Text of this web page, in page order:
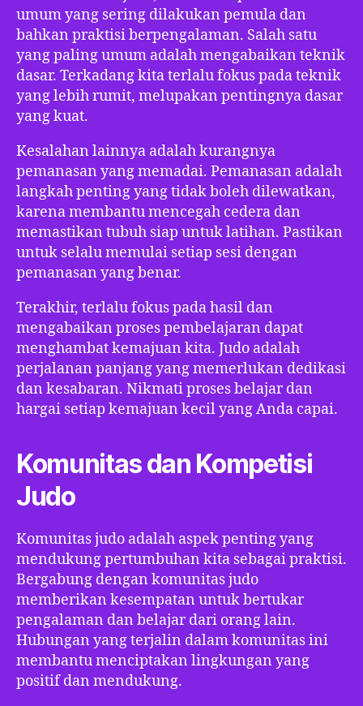
umum yang sering dilakukan pemula dan
bahkan praktisi berpengalaman. Salah satu
yang paling umum adalah mengabaikan teknik
dasar. Terkadang kita terlalu fokus pada teknik
yang lebih rumit, melupakan pentingnya dasar
yang kuat.
Kesalahan lainnya adalah kurangnya
pemanasan yang memadai. Pemanasan adalah
langkah penting yang tidak boleh dilewatkan,
karena membantu mencegah cedera dan
memastikan tubuh siap untuk latihan. Pastikan
untuk selalu memulai setiap sesi dengan
pemanasan yang benar.
Terakhir, terlalu fokus pada hasil dan
mengabaikan proses pembelajaran dapat
menghambat kemajuan kita. Judo adalah
perjalanan panjang yang memerlukan dedikasi
dan kesabaran. Nikmati proses belajar dan
hargai setiap kemajuan kecil yang Anda capai.
Komunitas dan Kompetisi
Judo
Komunitas judo adalah aspek penting yang
mendukung pertumbuhan kita sebagai praktisi.
Bergabung dengan komunitas judo
memberikan kesempatan untuk bertukar
pengalaman dan belajar dari orang lain.
Hubungan yang terjalin dalam komunitas ini
membantu menciptakan lingkungan yang
positif dan mendukung.